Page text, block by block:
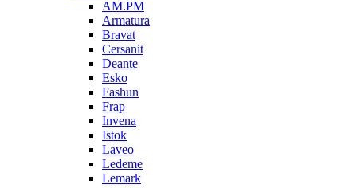
AM.PM
Armatura
Bravat
Cersanit
Deante
Esko
Fashun
Frap
Invena
Istok
Laveo
Ledeme
Lemark